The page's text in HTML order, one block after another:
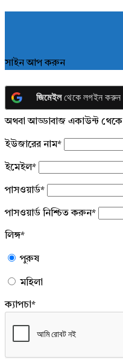
সাইন আপ করুন
জিমেইলথেকে লগইন করুন
অথবা আড্ডাবাজ একাউন্ট থেকে
ইউজারের নাম*
ইমেইল*
পাসওয়ার্ড*
পাসওয়ার্ড নিশ্চিত করুন*
লিঙ্গ*
পুরুষ
মহিলা
ক্যাপচা*